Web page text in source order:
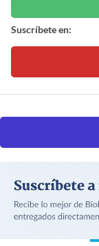
Suscríbete en: